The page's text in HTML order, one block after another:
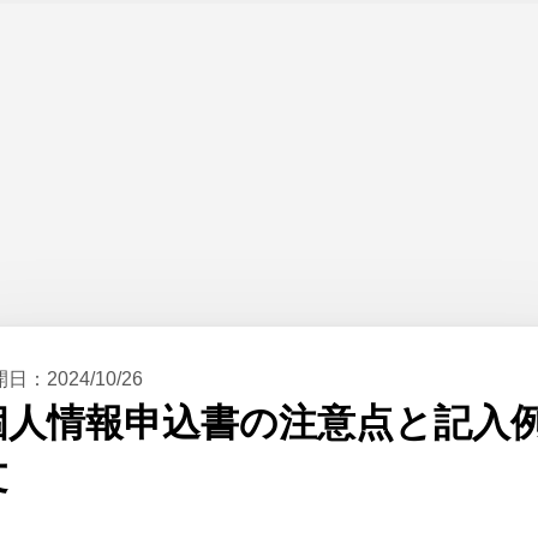
日： 2024/10/26
人情報申込書の注意点と記入